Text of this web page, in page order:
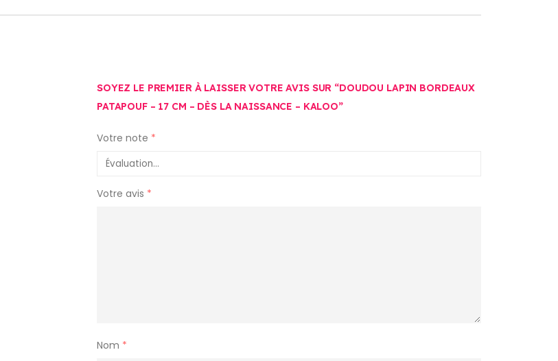
SOYEZ LE PREMIER À LAISSER VOTRE AVIS SUR “DOUDOU LAPIN BORDEAUX
PATAPOUF – 17 CM – DÈS LA NAISSANCE – KALOO”
Votre note *
Votre avis *
Nom *